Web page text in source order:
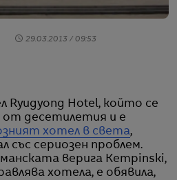
29.03.2013 / 09:53
от десетилетия и е
хотел в света,
със сериозен проблем.
верига Kempinski,
хотела, е обявила,